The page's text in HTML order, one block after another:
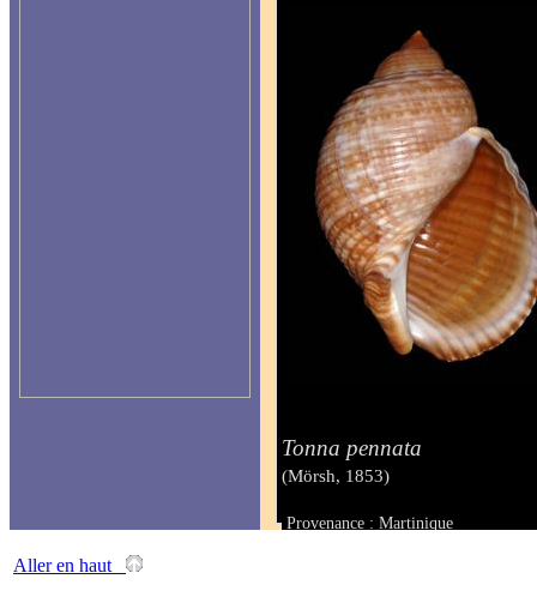
Tonna pennata
(Mörsh, 1853)
Provenance : Martinique
Aller en haut